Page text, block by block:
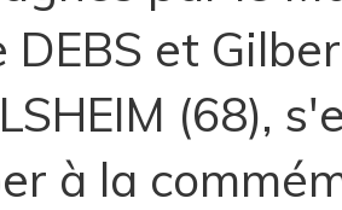
DEBS et
(68),
à la